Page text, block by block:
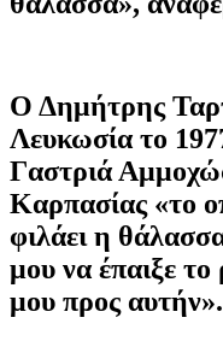
Ο Δημήτρης
Λευκωσία το
Γαστριά
Καρπασίας «το
φιλάει η
μου να έπαιξε
μου προς αυτήν».